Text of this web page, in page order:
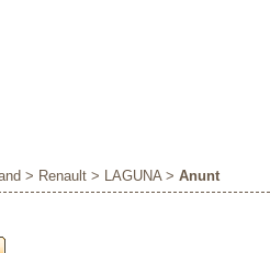
> Renault > LAGUNA> Anunt